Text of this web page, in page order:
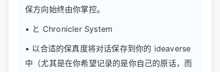
保方向始终由你掌控。
• と Chronicler System
• 以合适的保真度将对话保存到你的 ideaverse
中（尤其是在你希望记录的是你自己的原话，而